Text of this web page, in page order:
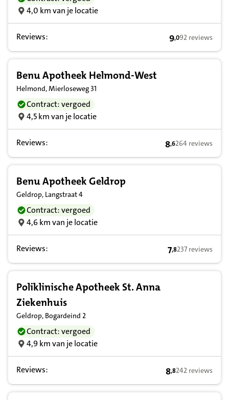
4,0 km van je locatie
Reviews: 9,0 op basis van
9,092 reviews
Benu Apotheek Helmond-West
Helmond, Mierloseweg 31
Contract: vergoed
4,5 km van je locatie
Reviews: 8,6 op basis van
8,6264 reviews
Benu Apotheek Geldrop
Geldrop, Langstraat 4
Contract: vergoed
4,6 km van je locatie
Reviews: 7,8 op basis van
7,8237 reviews
Poliklinische Apotheek St. Anna
Ziekenhuis
Geldrop, Bogardeind 2
Contract: vergoed
4,9 km van je locatie
Reviews: 8,8 op basis van
8,8242 reviews